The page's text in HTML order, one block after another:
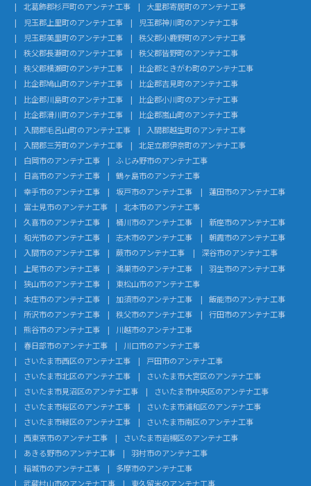
北葛飾郡杉戸町のアンテナ工事
大里郡寄居町のアンテナ工事
児玉郡上里町のアンテナ工事
児玉郡神川町のアンテナ工事
児玉郡美里町のアンテナ工事
秩父郡小鹿野町のアンテナ工事
秩父郡長瀞町のアンテナ工事
秩父郡皆野町のアンテナ工事
秩父郡横瀬町のアンテナ工事
比企郡ときがわ町のアンテナ工事
比企郡鳩山町のアンテナ工事
比企郡吉見町のアンテナ工事
比企郡川島町のアンテナ工事
比企郡小川町のアンテナ工事
比企郡滑川町のアンテナ工事
比企郡嵐山町のアンテナ工事
入間郡毛呂山町のアンテナ工事
入間郡越生町のアンテナ工事
入間郡三芳町のアンテナ工事
北足立郡伊奈町のアンテナ工事
白岡市のアンテナ工事
ふじみ野市のアンテナ工事
日高市のアンテナ工事
鶴ヶ島市のアンテナ工事
幸手市のアンテナ工事
坂戸市のアンテナ工事
蓮田市のアンテナ工事
富士見市のアンテナ工事
北本市のアンテナ工事
久喜市のアンテナ工事
桶川市のアンテナ工事
新座市のアンテナ工事
和光市のアンテナ工事
志木市のアンテナ工事
朝霞市のアンテナ工事
入間市のアンテナ工事
蕨市のアンテナ工事
深谷市のアンテナ工事
上尾市のアンテナ工事
鴻巣市のアンテナ工事
羽生市のアンテナ工事
狭山市のアンテナ工事
東松山市のアンテナ工事
本庄市のアンテナ工事
加須市のアンテナ工事
飯能市のアンテナ工事
所沢市のアンテナ工事
秩父市のアンテナ工事
行田市のアンテナ工事
熊谷市のアンテナ工事
川越市のアンテナ工事
春日部市のアンテナ工事
川口市のアンテナ工事
さいたま市西区のアンテナ工事
戸田市のアンテナ工事
さいたま市北区のアンテナ工事
さいたま市大宮区のアンテナ工事
さいたま市見沼区のアンテナ工事
さいたま市中央区のアンテナ工事
さいたま市桜区のアンテナ工事
さいたま市浦和区のアンテナ工事
さいたま市緑区のアンテナ工事
さいたま市南区のアンテナ工事
西東京市のアンテナ工事
さいたま市岩槻区のアンテナ工事
あきる野市のアンテナ工事
羽村市のアンテナ工事
稲城市のアンテナ工事
多摩市のアンテナ工事
武蔵村山市のアンテナ工事
東久留米のアンテナ工事